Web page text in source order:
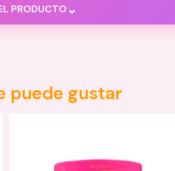
PRODUCTO ⌄
puede gustar